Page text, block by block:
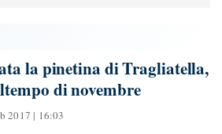
la pinetina di Tragliatella,
di novembre
2017 | 16:03